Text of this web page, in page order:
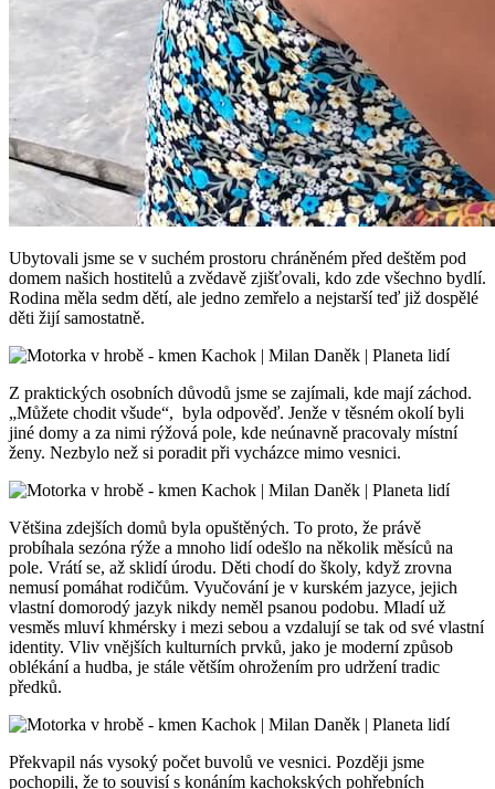
Ubytovali jsme se v suchém prostoru chráněném před deštěm pod
domem našich hostitelů a zvědavě zjišťovali, kdo zde všechno bydlí.
Rodina měla sedm dětí, ale jedno zemřelo a nejstarší teď již dospělé
děti žijí samostatně.
Z praktických osobních důvodů jsme se zajímali, kde mají záchod.
„Můžete chodit všude“, byla odpověď. Jenže v těsném okolí byli
jiné domy a za nimi rýžová pole, kde neúnavně pracovaly místní
ženy. Nezbylo než si poradit při vycházce mimo vesnici.
Většina zdejších domů byla opuštěných. To proto, že právě
probíhala sezóna rýže a mnoho lidí odešlo na několik měsíců na
pole. Vrátí se, až sklidí úrodu. Děti chodí do školy, když zrovna
nemusí pomáhat rodičům. Vyučování je v kurském jazyce, jejich
vlastní domorodý jazyk nikdy neměl psanou podobu. Mladí už
vesměs mluví khmérsky i mezi sebou a vzdalují se tak od své vlastní
identity. Vliv vnějších kulturních prvků, jako je moderní způsob
oblékání a hudba, je stále větším ohrožením pro udržení tradic
předků.
Překvapil nás vysoký počet buvolů ve vesnici. Později jsme
pochopili, že to souvisí s konáním kachokských pohřebních